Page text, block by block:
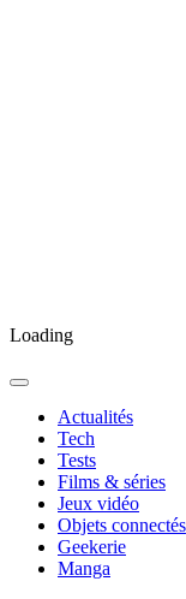
Loading
Actualités
Tech
Tests
Films & séries
Jeux vidéo
Objets connectés
Geekerie
Manga